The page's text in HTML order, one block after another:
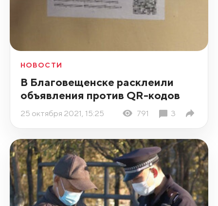
НОВОСТИ
В Благовещенске расклеили
объявления против QR-кодов
25 октября 2021, 15:25 791 3